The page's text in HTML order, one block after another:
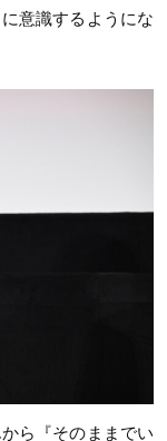
意識するようにな
ら『そのままでい